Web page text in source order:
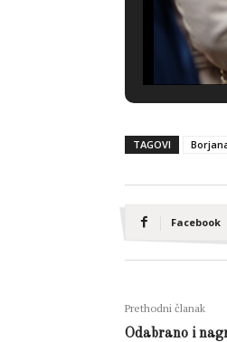
TAGOVI
Facebook
Prethodni članak
Odabrano i